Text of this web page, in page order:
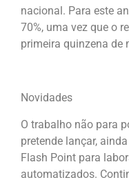
nacional. Para este
70%, uma vez que o
primeira quinzena de
Novidades
O trabalho não para
pretende lançar,
Flash Point para
automatizados.